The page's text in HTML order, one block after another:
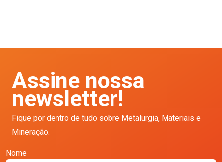
Assine nossa
newsletter!
Fique por dentro de tudo sobre Metalurgia, Materiais e
Mineração.
Nome